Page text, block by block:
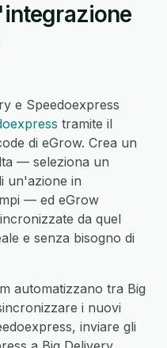
e Speedoexpress
tramite il
di eGrow. Crea un
— seleziona un
un'azione in
— ed eGrow
da quel
e senza bisogno di
automatizzano tra Big
i nuovi
inviare gli